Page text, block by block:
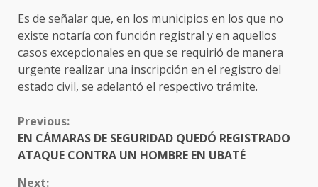
Es de señalar que, en los municipios en los que no
existe notaría con función registral y en aquellos
casos excepcionales en que se requirió de manera
urgente realizar una inscripción en el registro del
estado civil, se adelantó el respectivo trámite.
CONTINUE
READING
Previous:
EN CÁMARAS DE SEGURIDAD QUEDÓ REGISTRADO
ATAQUE CONTRA UN HOMBRE EN UBATÉ
Next: